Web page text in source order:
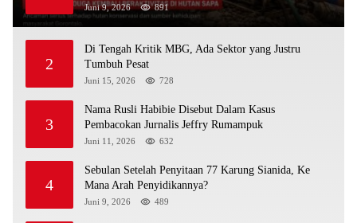
Juni 9, 2026 891
2
Di Tengah Kritik MBG, Ada Sektor yang Justru
Tumbuh Pesat
Juni 15, 2026 728
3
Nama Rusli Habibie Disebut Dalam Kasus
Pembacokan Jurnalis Jeffry Rumampuk
Juni 11, 2026 632
4
Sebulan Setelah Penyitaan 77 Karung Sianida, Ke
Mana Arah Penyidikannya?
Juni 9, 2026 489